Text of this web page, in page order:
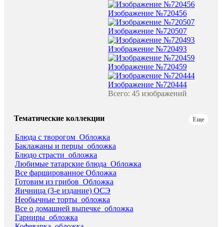
Изображение №720456
Изображение №720507
Изображение №720493
Изображение №720459
Изображение №720444
Всего: 45 изображений
Тематические коллекции Еще
Блюда с творогом_Обложка
Баклажаны и перцы_обложка
Блюдо страсти_обложка
Любимые татарские блюда_Обложка
Все фаршированное Обложка
Готовим из грибов_Обложка
Яичница (3-е издание) ОСЭ
Необычные торты_обложка
Все о домашней выпечке_обложка
Гарниры_обложка